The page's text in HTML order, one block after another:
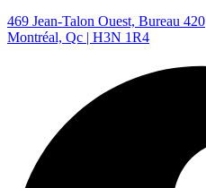
469 Jean-Talon Ouest, Bureau 420
Montréal, Qc | H3N 1R4